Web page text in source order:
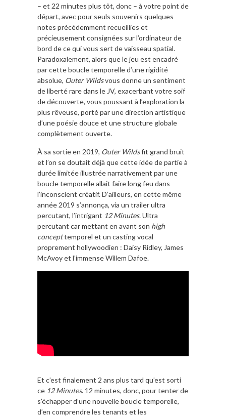
– et 22 minutes plus tôt, donc – à votre point de
départ, avec pour seuls souvenirs quelques
notes précédemment recueillies et
précieusement consignées sur l’ordinateur de
bord de ce qui vous sert de vaisseau spatial.
Paradoxalement, alors que le jeu est encadré
par cette boucle temporelle d’une rigidité
absolue, Outer Wildsvous donne un sentiment
de liberté rare dans le JV, exacerbant votre soif
de découverte, vous poussant à l’exploration la
plus rêveuse, porté par une direction artistique
d’une poésie douce et une structure globale
complètement ouverte.
À sa sortie en 2019, Outer Wildsfit grand bruit
et l’on se doutait déjà que cette idée de partie à
durée limitée illustrée narrativement par une
boucle temporelle allait faire long feu dans
l’inconscient créatif. D’ailleurs, en cette même
année 2019 s’annonça, via un trailer ultra
percutant, l’intrigant 12 Minutes. Ultra
percutant car mettant en avant son high
concepttemporel et un casting vocal
proprement hollywoodien : Daisy Ridley, James
McAvoy et l’immense Willem Dafoe.
Et c’est finalement 2 ans plus tard qu’est sorti
ce 12 Minutes. 12 minutes, donc, pour tenter de
s’échapper d’une nouvelle boucle temporelle,
d’en comprendre les tenants et les